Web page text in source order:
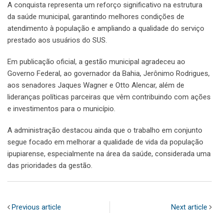
A conquista representa um reforço significativo na estrutura
da saúde municipal, garantindo melhores condições de
atendimento à população e ampliando a qualidade do serviço
prestado aos usuários do SUS.
Em publicação oficial, a gestão municipal agradeceu ao
Governo Federal, ao governador da Bahia, Jerônimo Rodrigues,
aos senadores Jaques Wagner e Otto Alencar, além de
lideranças políticas parceiras que vêm contribuindo com ações
e investimentos para o município.
A administração destacou ainda que o trabalho em conjunto
segue focado em melhorar a qualidade de vida da população
ipupiarense, especialmente na área da saúde, considerada uma
das prioridades da gestão.
Previous article Next article